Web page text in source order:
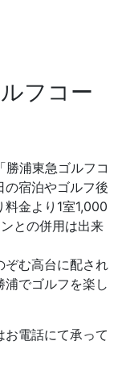
フコー
勝浦東急ゴルフコ
の宿泊やゴルフ後
金より1室1,000
との併用は出来
ぞむ高台に配され
でゴルフを楽し
電話にて承って